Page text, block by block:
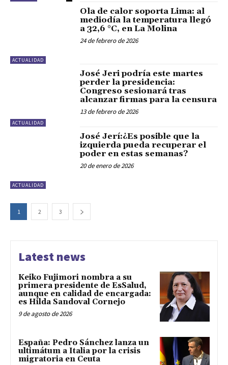
ACTUALIDAD
Ola de calor soporta Lima: al
mediodía la temperatura llegó
a 32,6 °C, en La Molina
24 de febrero de 2026
ACTUALIDAD
José Jeri podría este martes
perder la presidencia:
Congreso sesionará tras
alcanzar firmas para la censura
13 de febrero de 2026
ACTUALIDAD
José Jerí:¿Es posible que la
izquierda pueda recuperar el
poder en estas semanas?
20 de enero de 2026
1 2 3
Latest news
Keiko Fujimori nombra a su
primera presidente de EsSalud,
aunque en calidad de encargada:
es Hilda Sandoval Cornejo
9 de agosto de 2026
España: Pedro Sánchez lanza un
ultimátum a Italia por la crisis
migratoria en Ceuta